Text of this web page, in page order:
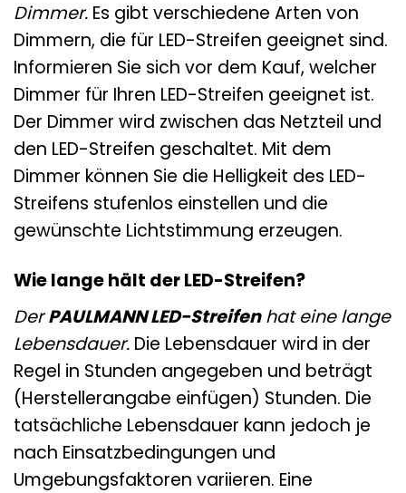
Dimmer. Es gibt verschiedene Arten von
Dimmern, die für LED-Streifen geeignet sind.
Informieren Sie sich vor dem Kauf, welcher
Dimmer für Ihren LED-Streifen geeignet ist.
Der Dimmer wird zwischen das Netzteil und
den LED-Streifen geschaltet. Mit dem
Dimmer können Sie die Helligkeit des LED-
Streifens stufenlos einstellen und die
gewünschte Lichtstimmung erzeugen.
Wie lange hält der LED-Streifen?
DerPAULMANN LED-Streifenhat eine lange
Lebensdauer. Die Lebensdauer wird in der
Regel in Stunden angegeben und beträgt
(Herstellerangabe einfügen) Stunden. Die
tatsächliche Lebensdauer kann jedoch je
nach Einsatzbedingungen und
Umgebungsfaktoren variieren. Eine